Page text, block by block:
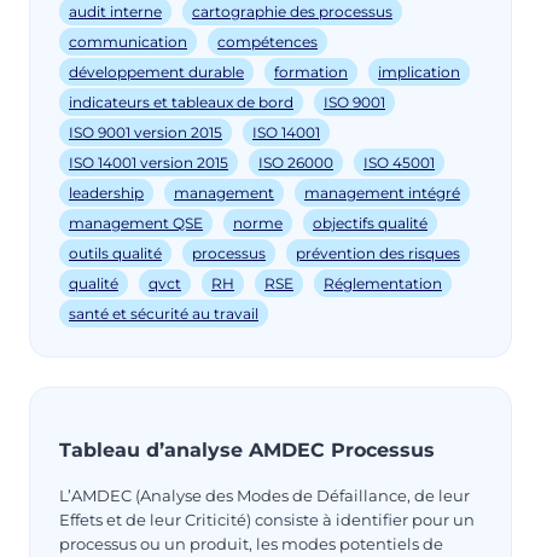
audit interne
cartographie des processus
communication
compétences
développement durable
formation
implication
indicateurs et tableaux de bord
ISO 9001
ISO 9001 version 2015
ISO 14001
ISO 14001 version 2015
ISO 26000
ISO 45001
leadership
management
management intégré
management QSE
norme
objectifs qualité
outils qualité
processus
prévention des risques
qualité
qvct RH RSE
Réglementation
santé et sécurité au travail
Tableau d’analyse AMDEC Processus
L’AMDEC (Analyse des Modes de Défaillance, de leur
Effets et de leur Criticité) consiste à identifier pour un
processus ou un produit, les modes potentiels de